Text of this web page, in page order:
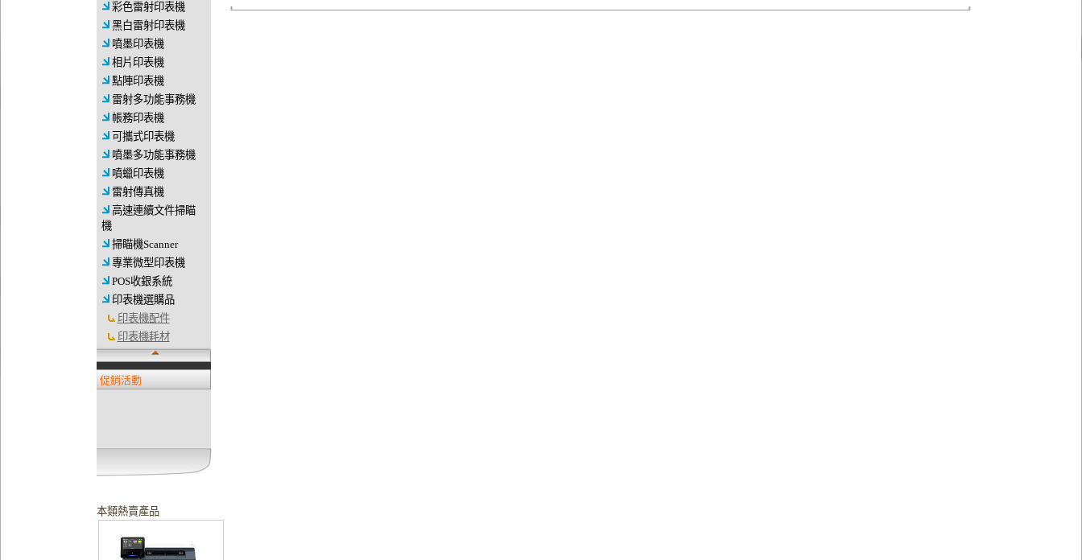
彩色雷射印表機
黑白雷射印表機
噴墨印表機
相片印表機
點陣印表機
雷射多功能事務機
帳務印表機
可攜式印表機
噴墨多功能事務機
噴蠟印表機
雷射傳真機
高速連續文件掃瞄
機
掃瞄機Scanner
專業微型印表機
POS收銀系統
印表機選購品
印表機配件
印表機耗材
促銷活動
本類熱賣產品